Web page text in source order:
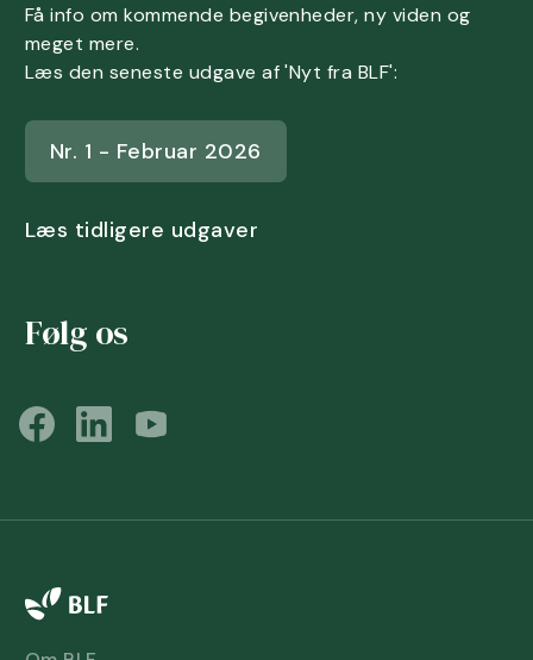
Få info om kommende begivenheder, ny viden og
meget mere.
Læs den seneste udgave af 'Nyt fra BLF':
Nr. 1 - Februar 2026
Læs tidligere udgaver
Følg os